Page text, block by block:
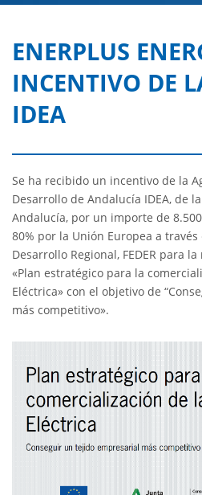
ENERPLUS
INCENTIVO DE
IDEA
Se ha recibido un incentivo de la
Desarrollo de Andalucía IDEA, de
Andalucía, por un importe de
80% por la Unión Europea a
Desarrollo Regional, FEDER para
«Plan estratégico para la
Eléctrica» con el objetivo de
más competitivo».